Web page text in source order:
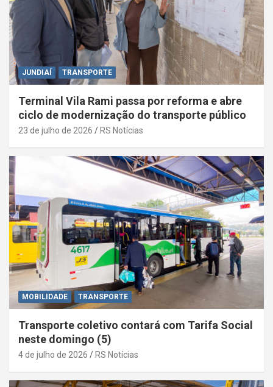
JUNDIAÍ TRANSPORTE
Terminal Vila Rami passa por reforma e abre
ciclo de modernização do transporte público
23 de julho de 2026 RS Notícias
MOBILIDADE TRANSPORTE
Transporte coletivo contará com Tarifa Social
neste domingo (5)
4 de julho de 2026 RS Notícias